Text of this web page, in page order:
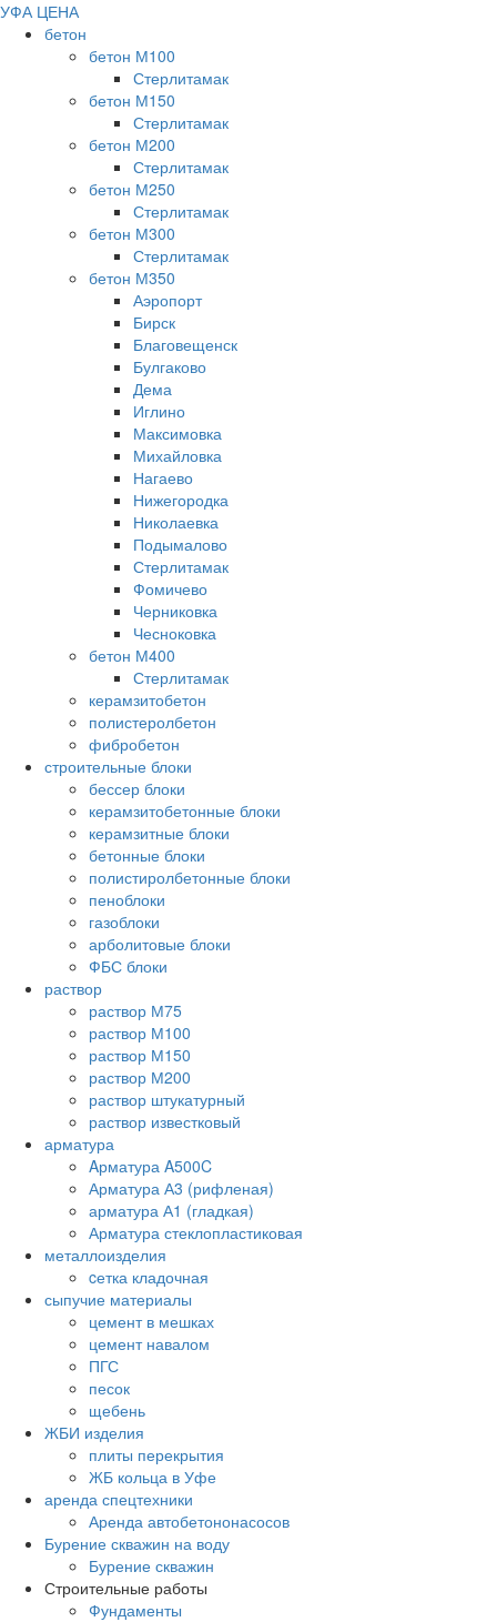
УФА ЦЕНА
бетон
бетон М100
Стерлитамак
бетон М150
Стерлитамак
бетон М200
Стерлитамак
бетон М250
Стерлитамак
бетон М300
Стерлитамак
бетон М350
Аэропорт
Бирск
Благовещенск
Булгаково
Дема
Иглино
Максимовка
Михайловка
Нагаево
Нижегородка
Николаевка
Подымалово
Стерлитамак
Фомичево
Черниковка
Чесноковка
бетон М400
Стерлитамак
керамзитобетон
полистеролбетон
фибробетон
строительные блоки
бессер блоки
керамзитобетонные блоки
керамзитные блоки
бетонные блоки
полистиролбетонные блоки
пеноблоки
газоблоки
арболитовые блоки
ФБС блоки
раствор
раствор М75
раствор М100
раствор М150
раствор М200
раствор штукатурный
раствор известковый
арматура
Aрматура A500C
Арматура А3 (рифленая)
арматура А1 (гладкая)
Арматура стеклопластиковая
металлоизделия
cетка кладочная
сыпучие материалы
цемент в мешках
цемент навалом
ПГС
песок
щебень
ЖБИ изделия
плиты перекрытия
ЖБ кольца в Уфе
аренда спецтехники
Аренда автобетононасосов
Бурение скважин на воду
Бурение скважин
Строительные работы
Фундаменты